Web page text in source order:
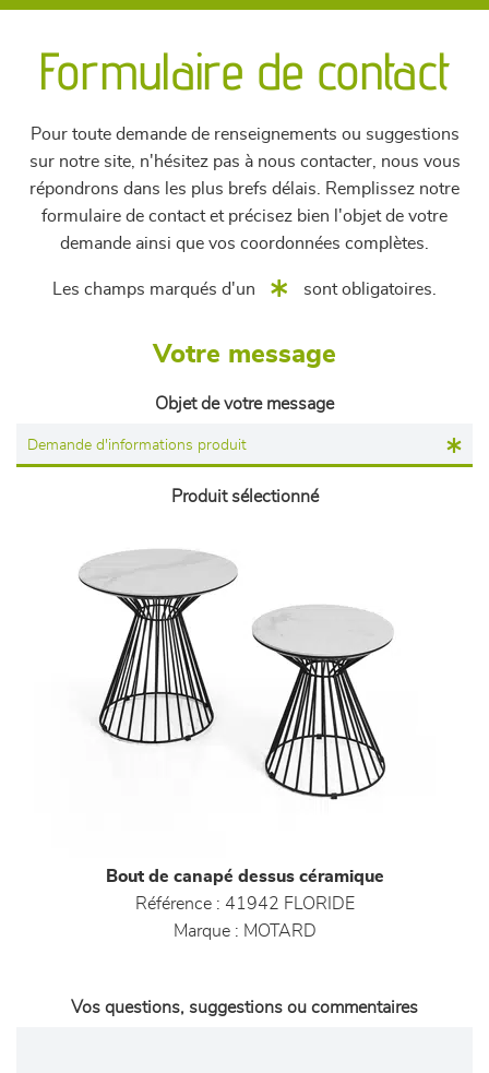
Formulaire de contact
Pour toute demande de renseignements ou suggestions
sur notre site, n'hésitez pas à nous contacter, nous vous
répondrons dans les plus brefs délais. Remplissez notre
formulaire de contact et précisez bien l'objet de votre
demande ainsi que vos coordonnées complètes.
Les champs marqués d'un sont obligatoires.
Votre message
Objet de votre message
Produit sélectionné
Bout de canapé dessus céramique
Référence : 41942 FLORIDE
Marque : MOTARD
Vos questions, suggestions ou commentaires